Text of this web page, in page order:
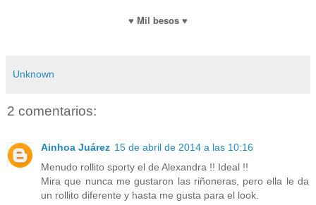
♥ Mil besos ♥
Unknown
2 comentarios:
Ainhoa Juárez 15 de abril de 2014 a las 10:16
Menudo rollito sporty el de Alexandra !! Ideal !!
Mira que nunca me gustaron las riñoneras, pero ella le da
un rollito diferente y hasta me gusta para el look.